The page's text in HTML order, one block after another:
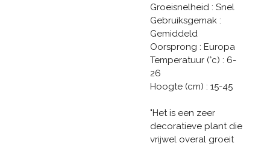
Groeisnelheid : Snel
Gebruiksgemak :
Gemiddeld
Oorsprong : Europa
Temperatuur (°c) : 6-
26
Hoogte (cm) : 15-45
"Het is een zeer
decoratieve plant die
vrijwel overal groeit